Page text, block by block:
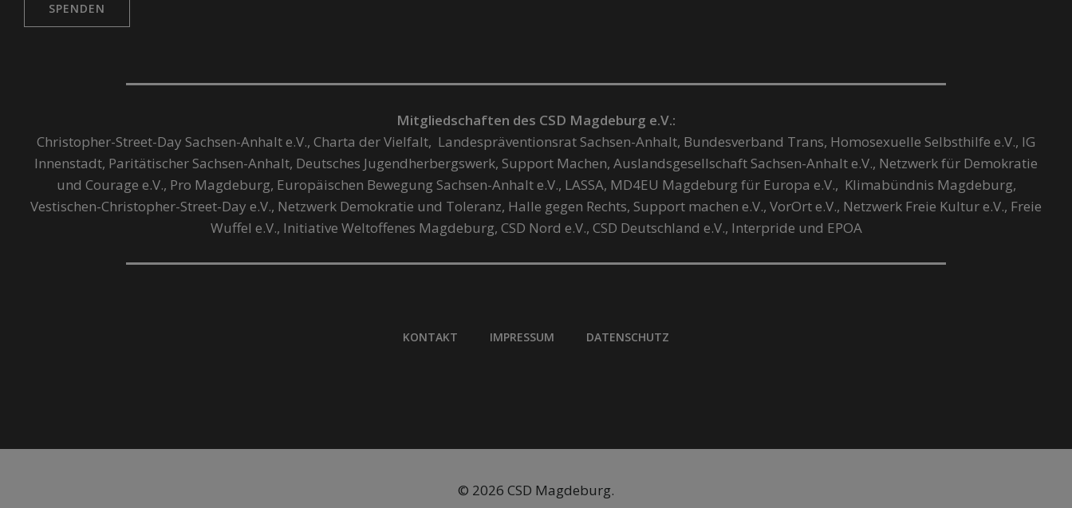
SPENDEN
Mitgliedschaften des CSD Magdeburg e.V.:
Christopher-Street-Day Sachsen-Anhalt e.V., Charta der Vielfalt, Landespräventionsrat Sachsen-Anhalt, Bundesverband Trans, Homosexuelle Selbsthilfe e.V., IG
Innenstadt, Paritätischer Sachsen-Anhalt, Deutsches Jugendherbergswerk, Support Machen, Auslandsgesellschaft Sachsen-Anhalt e.V., Netzwerk für Demokratie
und Courage e.V., Pro Magdeburg, Europäischen Bewegung Sachsen-Anhalt e.V., LASSA, MD4EU Magdeburg für Europa e.V., Klimabündnis Magdeburg,
Vestischen-Christopher-Street-Day e.V., Netzwerk Demokratie und Toleranz, Halle gegen Rechts, Support machen e.V., VorOrt e.V., Netzwerk Freie Kultur e.V., Freie
Wuffel e.V., Initiative Weltoffenes Magdeburg, CSD Nord e.V., CSD Deutschland e.V., Interpride und EPOA
KONTAKT IMPRESSUM DATENSCHUTZ
© 2026 CSD Magdeburg.